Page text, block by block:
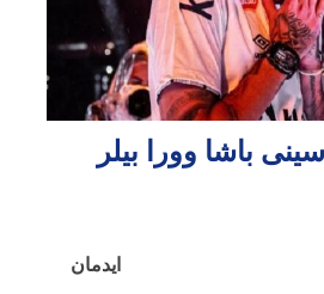
باشا وورا بیلر
ایدمان